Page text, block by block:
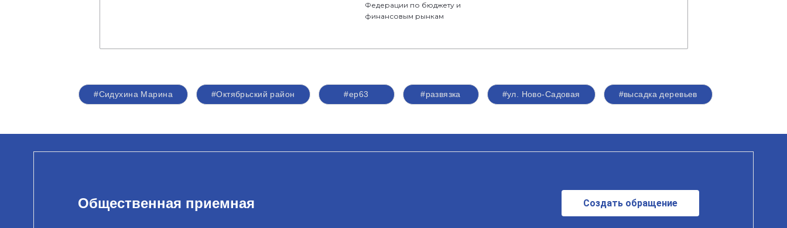
Федерации по бюджету и
финансовым рынкам
#Сидухина Марина #Октябрьский район #ер63 #развязка #ул. Ново-Садовая #высадка деревьев
Общественная приемная Создать обращение